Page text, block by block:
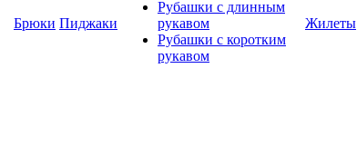
Брюки Пиджаки
Рубашки с длинным
рукавом
Рубашки с коротким
рукавом
Жилеты